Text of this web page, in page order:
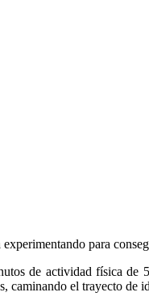
para
de actividad física de
el trayecto de